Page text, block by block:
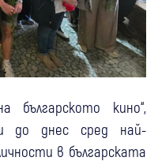
българското кино“,
до днес сред най-
в българската